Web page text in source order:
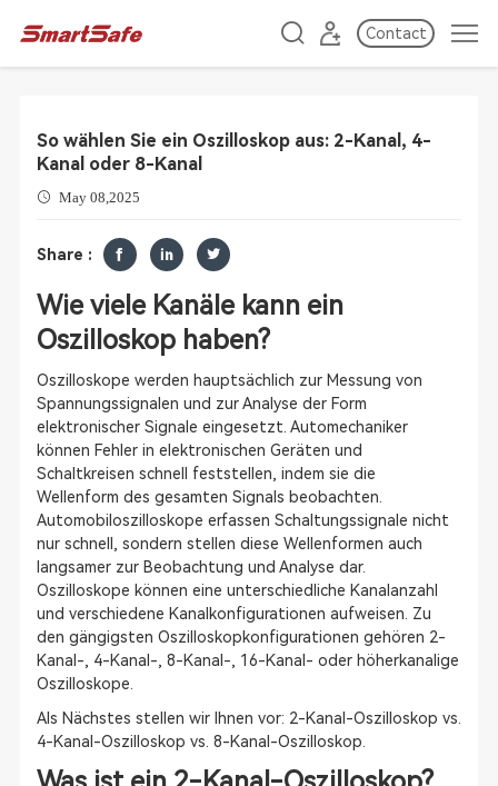
Contact
So wählen Sie ein Oszilloskop aus: 2-Kanal, 4-
Kanal oder 8-Kanal
May 08,2025
Share :
Wie viele Kanäle kann ein
Oszilloskop haben?
Oszilloskope werden hauptsächlich zur Messung von
Spannungssignalen und zur Analyse der Form
elektronischer Signale eingesetzt. Automechaniker
können Fehler in elektronischen Geräten und
Schaltkreisen schnell feststellen, indem sie die
Wellenform des gesamten Signals beobachten.
Automobiloszilloskope erfassen Schaltungssignale nicht
nur schnell, sondern stellen diese Wellenformen auch
langsamer zur Beobachtung und Analyse dar.
Oszilloskope können eine unterschiedliche Kanalanzahl
und verschiedene Kanalkonfigurationen aufweisen. Zu
den gängigsten Oszilloskopkonfigurationen gehören 2-
Kanal-, 4-Kanal-, 8-Kanal-, 16-Kanal- oder höherkanalige
Oszilloskope.
Als Nächstes stellen wir Ihnen vor: 2-Kanal-Oszilloskop vs.
4-Kanal-Oszilloskop vs. 8-Kanal-Oszilloskop.